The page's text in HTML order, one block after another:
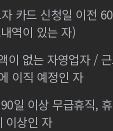
카드 신청일 이전
역이 있는 자)
이 없는 자영업자 /
이직 예정인 자
일 이상 무급휴직,
이상인 자